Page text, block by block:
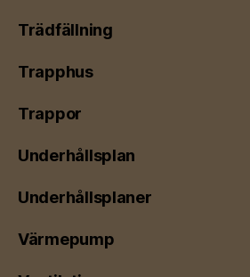
Trädfällning
Trapphus
Trappor
Underhållsplan
Underhållsplaner
Värmepump